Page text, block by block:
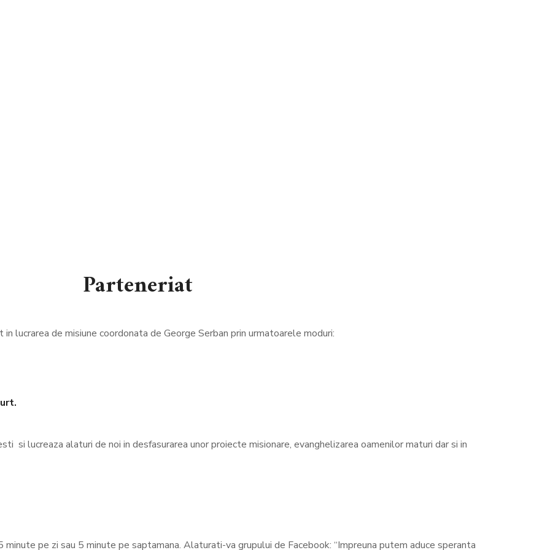
Parteneriat
lucrarea de misiune coordonata de George Serban prin urmatoarele moduri:
si lucreaza alaturi de noi in desfasurarea unor proiecte misionare, evanghelizarea oamenilor maturi dar si in
pe zi sau 5 minute pe saptamana. Alaturati-va grupului de Facebook: “Impreuna putem aduce speranta